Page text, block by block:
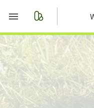
Start
Merkliste
Nachrichten